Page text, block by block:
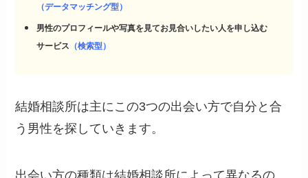
（データマッチング型）
男性のプロフィールや写真を見てお見合いしたい人を申し込む
サービス （検索型）
結婚相談所は主にこの3つの出会い方で自分と合
う男性を探していきます。